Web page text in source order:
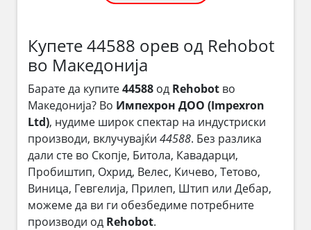
Купете 44588 орев од Rehobot
во Македонија
Барате да купите44588 од Rehobot во
Македонија? Во Импехрон ДОО (Impexron
Ltd), нудиме широк спектар на индустриски
производи, вклучувајќи 44588. Без разлика
дали сте во Скопје, Битола, Кавадарци,
Пробиштип, Охрид, Велес, Кичево, Тетово,
Виница, Гевгелија, Прилеп, Штип или Дебар,
можеме да ви ги обезбедиме потребните
производи од Rehobot.